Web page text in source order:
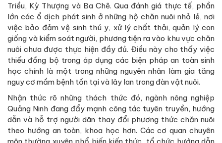
Triều, Kỳ Thượng và Ba Chẽ. Qua đánh giá thực tế, phần
lớn các ổ dịch phát sinh ở những hộ chăn nuôi nhỏ lẻ, nơi
việc bảo đảm vệ sinh thú y, xử lý chất thải, quản lý con
giống và kiểm soát người, phương tiện ra vào khu vực chăn
nuôi chưa được thực hiện đầy đủ. Điều này cho thấy việc
thiếu đồng bộ trong áp dụng các biện pháp an toàn sinh
học chính là một trong những nguyên nhân làm gia tăng
nguy cơ mầm bệnh tồn tại và lây lan trong đàn vật nuôi.
Nhận thức rõ những thách thức đó, ngành nông nghiệp
Quảng Ninh đang đẩy mạnh công tác tuyên truyền, hướng
dẫn và hỗ trợ người dân thay đổi phương thức chăn nuôi
theo hướng an toàn, khoa học hơn. Các cơ quan chuyên